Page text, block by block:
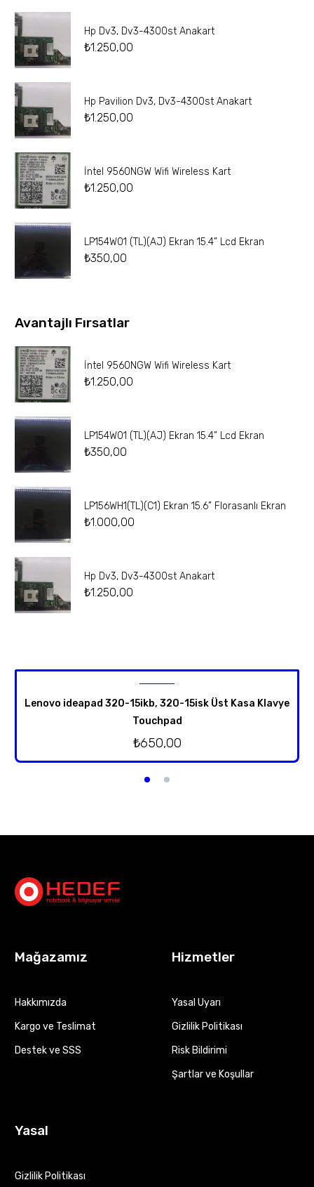
Hp Dv3, Dv3-4300st Anakart
₺1.250,00
Hp Pavilion Dv3, Dv3-4300st Anakart
₺1.250,00
İntel 9560NGW Wifi Wireless Kart
₺1.250,00
LP154W01 (TL)(AJ) Ekran 15.4” Lcd Ekran
₺350,00
Avantajlı Fırsatlar
İntel 9560NGW Wifi Wireless Kart
₺1.250,00
LP154W01 (TL)(AJ) Ekran 15.4” Lcd Ekran
₺350,00
LP156WH1(TL)(C1) Ekran 15.6” Florasanlı Ekran
₺1.000,00
Hp Dv3, Dv3-4300st Anakart
₺1.250,00
Lenovo ideapad 320-15ikb, 320-15isk Üst Kasa Klavye
Touchpad
₺650,00
Mağazamız
Hakkımızda
Kargo ve Teslimat
Destek ve SSS
Hizmetler
Yasal Uyarı
Gizlilik Politikası
Risk Bildirimi
Şartlar ve Koşullar
Yasal
Gizlilik Politikası